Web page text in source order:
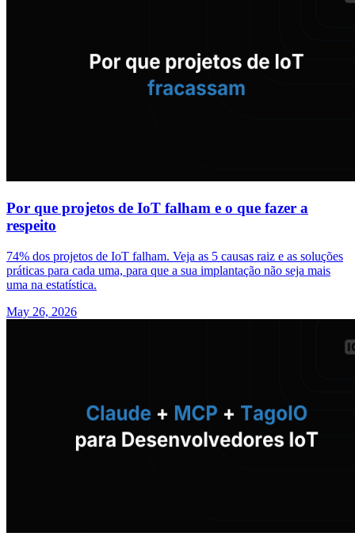
Por que projetos de IoT falham e o que fazer a
respeito
74% dos projetos de IoT falham. Veja as 5 causas raiz e as soluções
práticas para cada uma, para que a sua implantação não seja mais
uma na estatística.
May 26, 2026